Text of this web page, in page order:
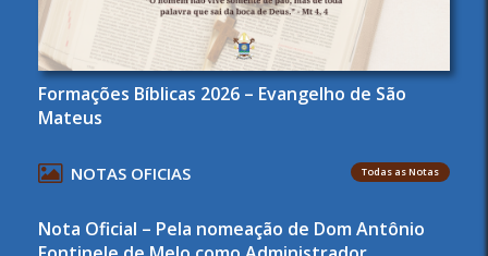
Formações Bíblicas 2026 – Evangelho de São
Mateus
NOTAS OFICIAS Todas as Notas
Nota Oficial – Pela nomeação de Dom Antônio